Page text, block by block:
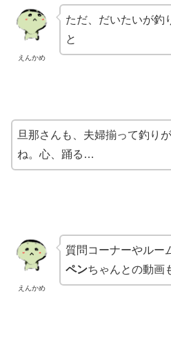
えんかめ
ただ、だいたいが釣
と
旦那さんも、夫婦揃って釣り
ね。 心、踊る…
えんかめ
質問コーナーやルー
ペンちゃんとの動画